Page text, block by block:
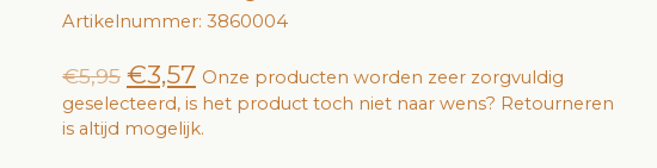
Artikelnummer: 3860004
€5,95 €3,57 Onze producten worden zeer zorgvuldig
geselecteerd, is het product toch niet naar wens? Retourneren
is altijd mogelijk.